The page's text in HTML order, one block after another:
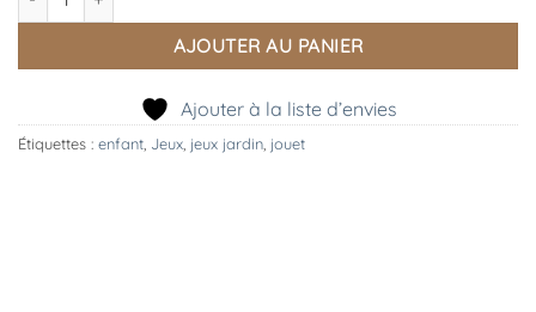
AJOUTER AU PANIER
Ajouter à la liste d’envies
Étiquettes : enfant, Jeux, jeux jardin, jouet